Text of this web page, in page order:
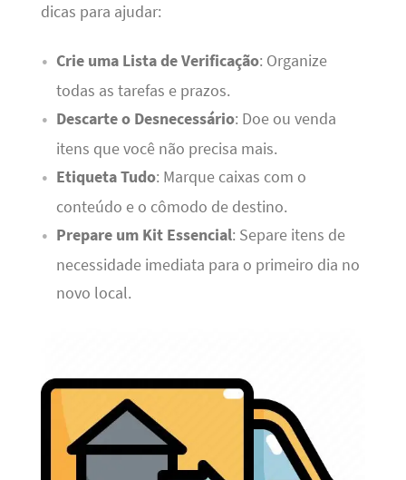
dicas para ajudar:
Crie uma Lista de Verificação: Organize
todas as tarefas e prazos.
Descarte o Desnecessário: Doe ou venda
itens que você não precisa mais.
Etiqueta Tudo: Marque caixas com o
conteúdo e o cômodo de destino.
Prepare um Kit Essencial: Separe itens de
necessidade imediata para o primeiro dia no
novo local.